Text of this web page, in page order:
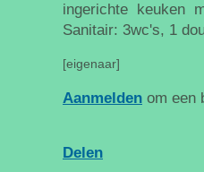
ingerichte keuken
Sanitair: 3wc's, 1
[eigenaar]
Aanmelden om een
Delen